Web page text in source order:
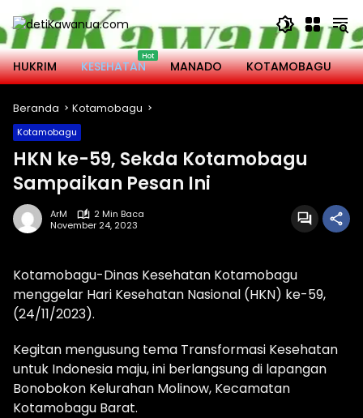
Langsung
ke
konten
HUKRIM
KESEHATAN MANADO KOTAMOBAGU
Beranda Kotamobagu
Kotamobagu
HKN ke-59, Sekda Kotamobagu
Sampaikan Pesan Ini
ArM
2 Min Baca
November 24, 2023
Kotamobagu-Dinas Kesehatan Kotamobagu
menggelar Hari Kesehatan Nasional (HKN) ke-59,
(24/11/2023).
Kegitan mengusung tema Transformasi Kesehatan
untuk Indonesia maju, ini berlangsung di lapangan
Bonobokon Kelurahan Molinow, Kecamatan
Kotamobagu Barat.